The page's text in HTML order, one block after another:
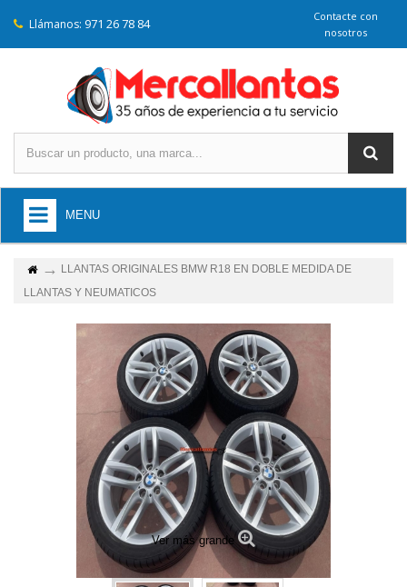
Contacte con
nosotros
Llámanos: 971 26 78 84
MENU
LLANTAS ORIGINALES BMW R18 EN DOBLE MEDIDA DE
LLANTAS Y NEUMATICOS
Ver más grande